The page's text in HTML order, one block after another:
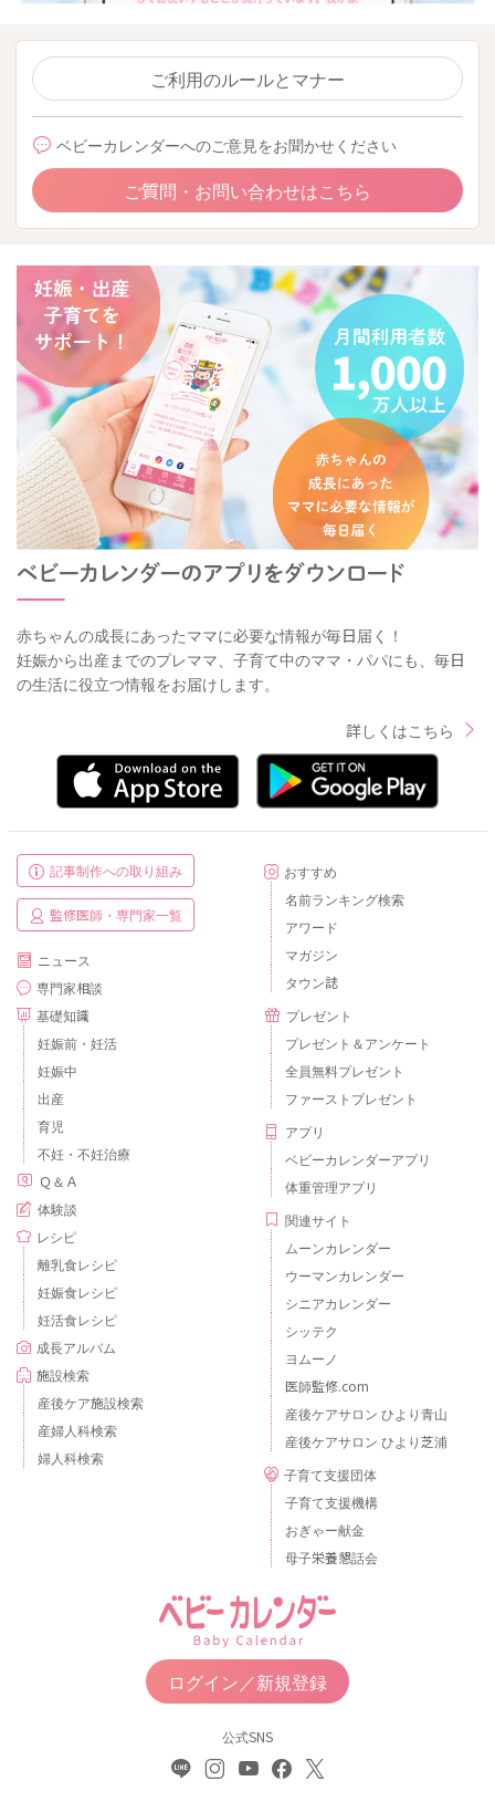
ご利用のルールとマナー
ベビーカレンダーへのご意見をお聞かせください
ご質問・お問い合わせはこちら
赤ちゃんの成長にあったママに必要な情報が毎日届く！
妊娠から出産までのプレママ、子育て中のママ・パパにも、毎日
の生活に役立つ情報をお届けします。
詳しくはこちら
記事制作への取り組み
監修医師・専門家一覧
ニュース
専門家相談
基礎知識
妊娠前・妊活
妊娠中
出産
育児
不妊・不妊治療
Ｑ＆Ａ
体験談
レシピ
離乳食レシピ
妊娠食レシピ
妊活食レシピ
成長アルバム
施設検索
産後ケア施設検索
産婦人科検索
婦人科検索
おすすめ
名前ランキング検索
アワード
マガジン
タウン誌
プレゼント
プレゼント＆アンケート
全員無料プレゼント
ファーストプレゼント
アプリ
ベビーカレンダーアプリ
体重管理アプリ
関連サイト
ムーンカレンダー
ウーマンカレンダー
シニアカレンダー
シッテク
ヨムーノ
医師監修.com
産後ケアサロン ひより青山
産後ケアサロン ひより芝浦
子育て支援団体
子育て支援機構
おぎゃー献金
母子栄養懇話会
ログイン／新規登録
公式SNS